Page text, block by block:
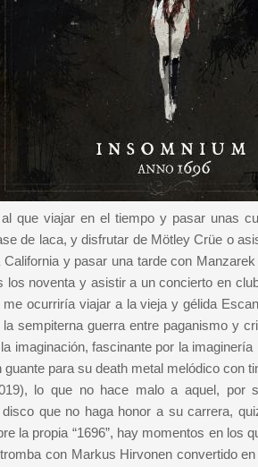
que viajar en el tiempo y pasar unas
de laca, y disfrutar de Mötley Crüe o
y pasar una tarde con
noventa y asistir a un concierto en
ocurriría viajar a la vieja y gélida
sempiterna guerra entre paganismo y
imaginación, fascinante por la
para su death metal melódico con
lo que no hace malo a aquel, por
que no haga honor a su carrera,
la propia “1696”, hay momentos en los
con Markus Hirvonen convertido